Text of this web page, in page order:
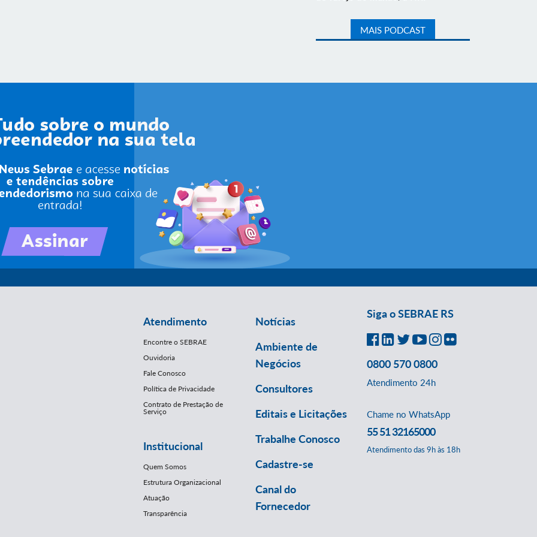
MAIS PODCAST
Atendimento
Encontre o SEBRAE
Ouvidoria
Fale Conosco
Política de Privacidade
Contrato de Prestação de
Serviço
Institucional
Quem Somos
Estrutura Organizacional
Atuação
Transparência
Notícias
Ambiente de
Negócios
Consultores
Editais e Licitações
Trabalhe Conosco
Cadastre-se
Canal do
Fornecedor
Siga o SEBRAE RS
0800 570 0800
Atendimento 24h
Chame no WhatsApp
55 51 32165000
Atendimento das 9h às 18h